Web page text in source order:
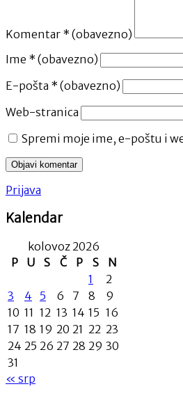
Komentar * (obavezno)
Ime * (obavezno)
E-pošta * (obavezno)
Web-stranica
Spremi moje ime, e-poštu i
Prijava
Kalendar
kolovoz 2026
P
U S Č P S
N
1
2
3
4 5 6 7 8
9
10 11 12 13 14 15 16
17 18 19 20 21 22 23
24 25 26 27 28 29 30
31
« srp